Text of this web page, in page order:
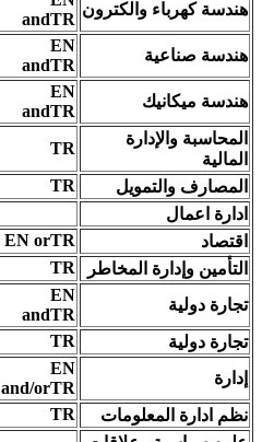
هندسة كهرباء والكترون
andTR
هندسة صناعية
EN
andTR
هندسة ميكانيك
EN
andTR
المحاسبة والإدارة
المالية
TR
المصارف والتمويل TR
ادارة اعمال
اقتصاد
EN orTR
التأمين وإدارة المخاطر
TR
تجارة دولية
EN
andTR
تجارة دولية
TR
إدارة
EN
and/orTR
نظم ادارة المعلومات
TR